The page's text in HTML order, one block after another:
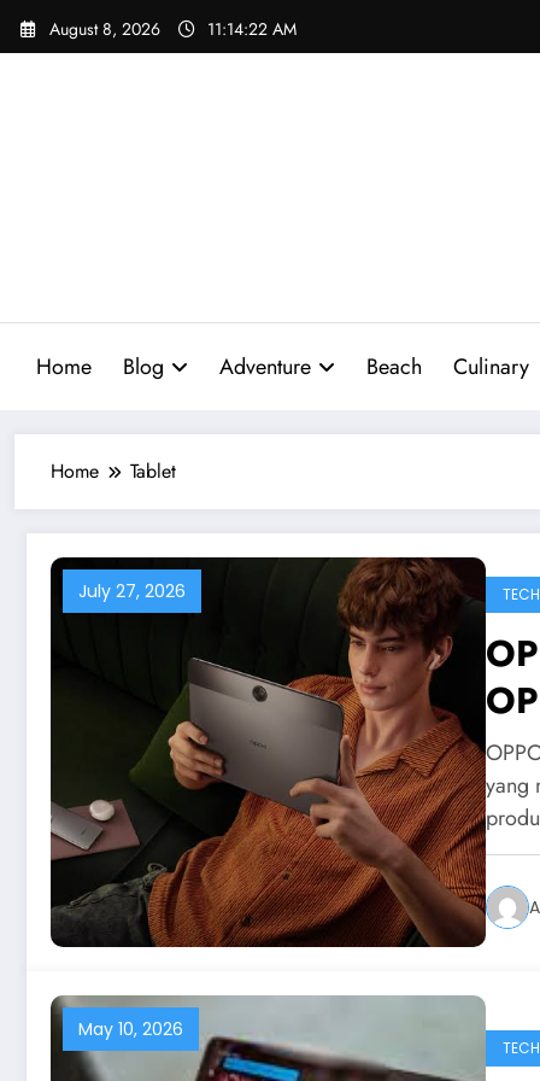
Skip
August 8, 2026 11:14:23 AM
Home Blog Adventure Beach Culinary
Home Tablet
July 27, 2026
yang
May 10, 2026